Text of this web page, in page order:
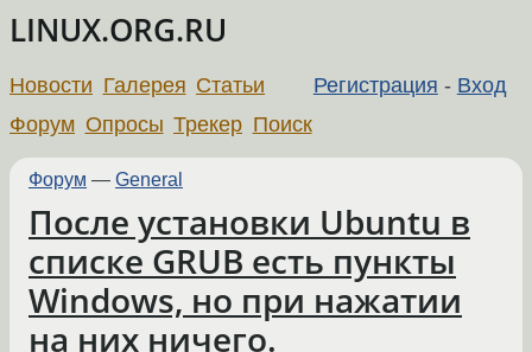
LINUX.ORG.RU
Регистрация - Вход
Новости Галерея Статьи
Форум Опросы Трекер Поиск
Форум — General
После установки Ubuntu в
списке GRUB есть пункты
Windows, но при нажатии
на них ничего.